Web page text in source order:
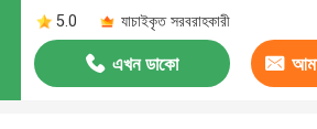
5.0
যাচাইকৃত সরবরাহকারী
এখন ডাকো